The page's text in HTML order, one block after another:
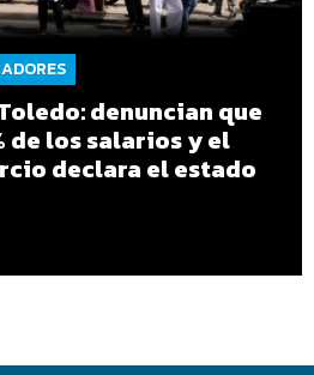
denuncian que
de los salarios y el
declara el estado